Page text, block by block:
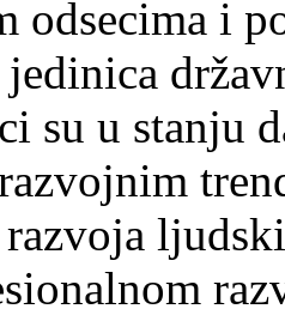
odsecima i
su u stanju